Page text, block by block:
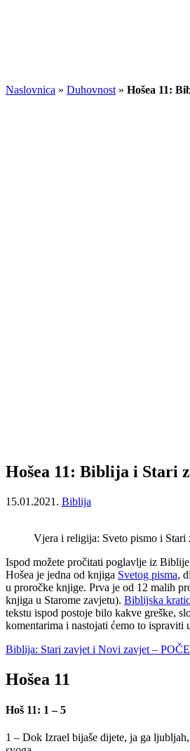
Naslovnica » Duhovnost » Hošea 11:
Hošea 11: Biblija i Stari
15.01.2021. Biblija
Vjera i religija: Sveto pismo i Stari
Ispod možete pročitati poglavlje iz
Hošea je jedna od knjiga Svetog pisma,
u proročke knjige. Prva je od 12 malih
knjiga u Starome zavjetu). Biblijska
tekstu ispod postoje bilo kakve greške,
komentarima i nastojati ćemo to ispraviti
Biblija: Stari zavjet i Novi zavjet –
Hošea 11
Hoš 11: 1 – 5
1 – Dok Izrael bijaše dijete, ja ga